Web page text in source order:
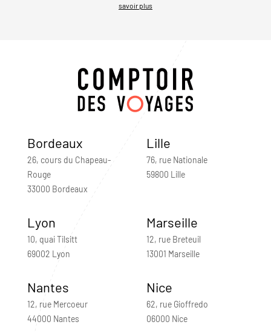
savoir plus
Bordeaux
26, cours du Chapeau-
Rouge
33000 Bordeaux
Lille
76, rue Nationale
59800 Lille
Lyon
10, quai Tilsitt
69002 Lyon
Marseille
12, rue Breteuil
13001 Marseille
Nantes
12, rue Mercoeur
44000 Nantes
Nice
62, rue Gioffredo
06000 Nice